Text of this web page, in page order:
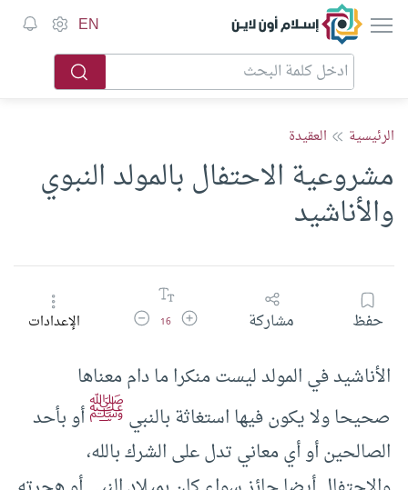
إسلام أون لاين EN
الرئيسية العقيدة
مشروعية الاحتفال بالمولد النبوي
والأناشيد
حفظ مشاركة زيادة حجم الخط
16 تقليل حجم الخطالإعدادات
الأناشيد في المولد ليست منكرا ما دام معناها
صحيحا ولا يكون فيها استغاثة بالنبيﷺأو بأحد
الصالحين أو أي معاني تدل على الشرك بالله،